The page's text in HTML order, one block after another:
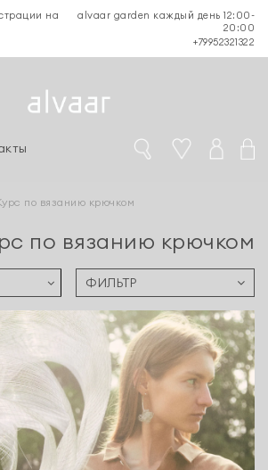
на
alvaar garden каждый день 12:00-
20:00
+79952321322
по вязанию крючком
по вязанию крючком
ФИЛЬТР